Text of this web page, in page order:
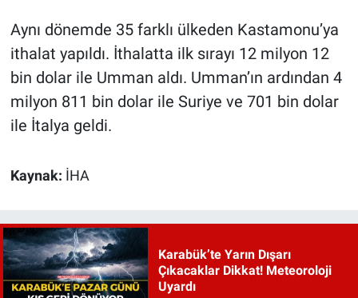
Aynı dönemde 35 farklı ülkeden Kastamonu’ya
ithalat yapıldı. İthalatta ilk sırayı 12 milyon 12
bin dolar ile Umman aldı. Umman’ın ardından 4
milyon 811 bin dolar ile Suriye ve 701 bin dolar
ile İtalya geldi.
Kaynak: İHA
Karabük’te Yarın Dışarı
Çıkacaklar Dikkat! Meteoroloji
Uyardı